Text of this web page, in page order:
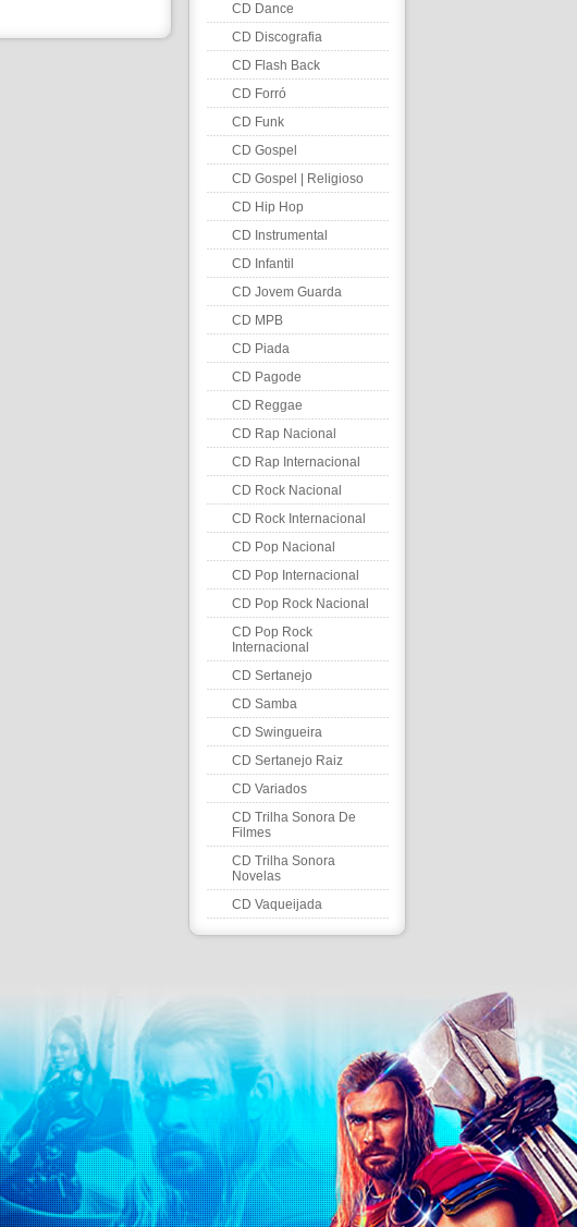
CD Dance
CD Discografia
CD Flash Back
CD Forró
CD Funk
CD Gospel
CD Gospel | Religioso
CD Hip Hop
CD Instrumental
CD Infantil
CD Jovem Guarda
CD MPB
CD Piada
CD Pagode
CD Reggae
CD Rap Nacional
CD Rap Internacional
CD Rock Nacional
CD Rock Internacional
CD Pop Nacional
CD Pop Internacional
CD Pop Rock Nacional
CD Pop Rock
Internacional
CD Sertanejo
CD Samba
CD Swingueira
CD Sertanejo Raiz
CD Variados
CD Trilha Sonora De
Filmes
CD Trilha Sonora
Novelas
CD Vaqueijada